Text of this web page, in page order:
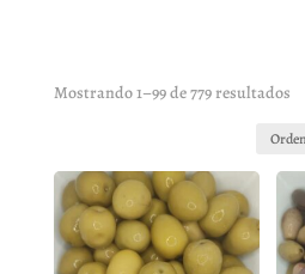
Mostrando 1–99 de 779 resultados